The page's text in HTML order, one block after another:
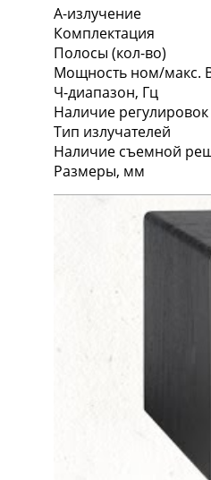
А-излучение
Комплектация
Полосы (кол-во)
Мощность ном/макс.
Ч-диапазон, Гц
Наличие
Тип излучателей
Наличие съемной
Размеры, мм